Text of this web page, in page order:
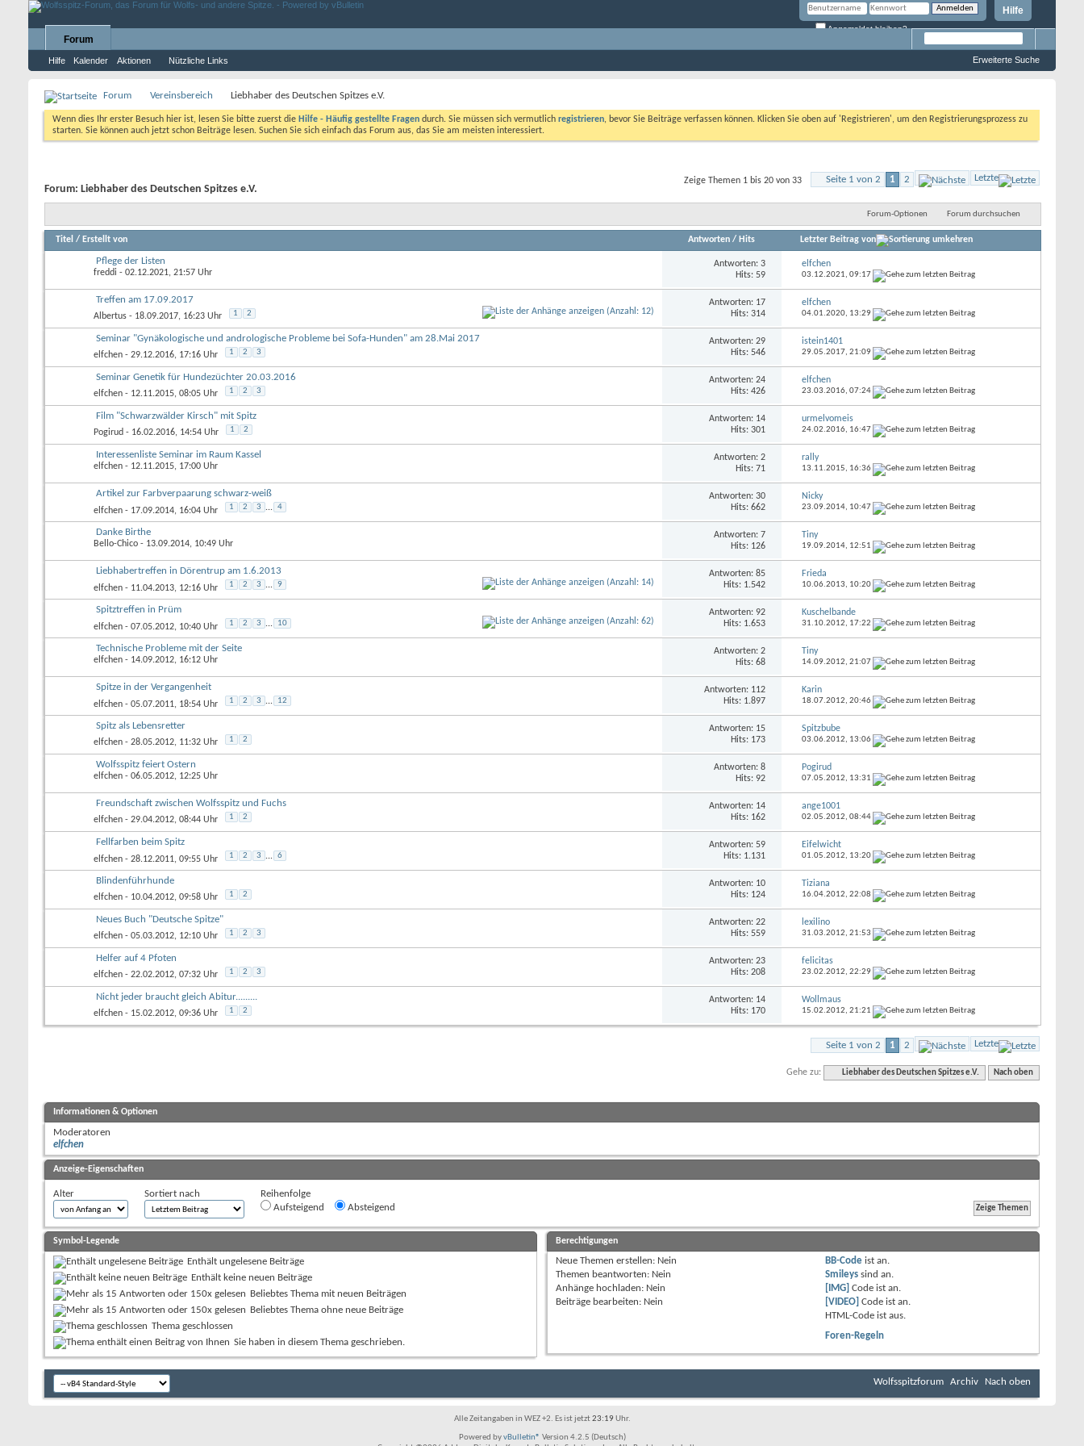
Hilfe
Angemeldet bleiben?
Forum
Hilfe Kalender Aktionen Nützliche Links Erweiterte Suche
Forum Vereinsbereich Liebhaber des Deutschen Spitzes e.V.
Wenn dies Ihr erster Besuch hier ist, lesen Sie bitte zuerst die Hilfe - Häufig gestellte Fragen durch. Sie müssen sich vermutlich registrieren, bevor Sie Beiträge verfassen können. Klicken Sie oben auf 'Registrieren', um den Registrierungsprozess zu
starten. Sie können auch jetzt schon Beiträge lesen. Suchen Sie sich einfach das Forum aus, das Sie am meisten interessiert.
Seite 1 von 2 1 2 Letzte
Zeige Themen 1 bis 20 von 33
Forum: Liebhaber des Deutschen Spitzes e.V.
Forum-Optionen Forum durchsuchen
Titel / Erstellt von Antworten/ Hits Letzter Beitrag von
Pflege der Listen
freddi - 02.12.2021, 21:57 Uhr
Antworten: 3
Hits: 59
elfchen
03.12.2021, 09:17
Treffen am 17.09.2017
Albertus - 18.09.2017, 16:23 Uhr 1 2
Antworten: 17
Hits: 314
elfchen
04.01.2020, 13:29
Seminar "Gynäkologische und andrologische Probleme bei Sofa-Hunden" am 28.Mai 2017
elfchen - 29.12.2016, 17:16 Uhr 1 2 3
Antworten: 29
Hits: 546
istein1401
29.05.2017, 21:09
Seminar Genetik für Hundezüchter 20.03.2016
elfchen - 12.11.2015, 08:05 Uhr 1 2 3
Antworten: 24
Hits: 426
elfchen
23.03.2016, 07:24
Film "Schwarzwälder Kirsch" mit Spitz
Pogirud - 16.02.2016, 14:54 Uhr 1 2
Antworten: 14
Hits: 301
urmelvomeis
24.02.2016, 16:47
Interessenliste Seminar im Raum Kassel
elfchen - 12.11.2015, 17:00 Uhr
Antworten: 2
Hits: 71
rally
13.11.2015, 16:36
Artikel zur Farbverpaarung schwarz-weiß
elfchen - 17.09.2014, 16:04 Uhr 1 2 3 ... 4
Antworten: 30
Hits: 662
Nicky
23.09.2014, 10:47
Danke Birthe
Bello-Chico - 13.09.2014, 10:49 Uhr
Antworten: 7
Hits: 126
Tiny
19.09.2014, 12:51
Liebhabertreffen in Dörentrup am 1.6.2013
elfchen - 11.04.2013, 12:16 Uhr 1 2 3 ... 9
Antworten: 85
Hits: 1.542
Frieda
10.06.2013, 10:20
Spitztreffen in Prüm
elfchen - 07.05.2012, 10:40 Uhr 1 2 3 ... 10
Antworten: 92
Hits: 1.653
Kuschelbande
31.10.2012, 17:22
Technische Probleme mit der Seite
elfchen - 14.09.2012, 16:12 Uhr
Antworten: 2
Hits: 68
Tiny
14.09.2012, 21:07
Spitze in der Vergangenheit
elfchen - 05.07.2011, 18:54 Uhr 1 2 3 ... 12
Antworten: 112
Hits: 1.897
Karin
18.07.2012, 20:46
Spitz als Lebensretter
elfchen - 28.05.2012, 11:32 Uhr 1 2
Antworten: 15
Hits: 173
Spitzbube
03.06.2012, 13:06
Wolfsspitz feiert Ostern
elfchen - 06.05.2012, 12:25 Uhr
Antworten: 8
Hits: 92
Pogirud
07.05.2012, 13:31
Freundschaft zwischen Wolfsspitz und Fuchs
elfchen - 29.04.2012, 08:44 Uhr 1 2
Antworten: 14
Hits: 162
ange1001
02.05.2012, 08:44
Fellfarben beim Spitz
elfchen - 28.12.2011, 09:55 Uhr 1 2 3 ... 6
Antworten: 59
Hits: 1.131
Eifelwicht
01.05.2012, 13:20
Blindenführhunde
elfchen - 10.04.2012, 09:58 Uhr 1 2
Antworten: 10
Hits: 124
Tiziana
16.04.2012, 22:08
Neues Buch "Deutsche Spitze"
elfchen - 05.03.2012, 12:10 Uhr 1 2 3
Antworten: 22
Hits: 559
lexilino
31.03.2012, 21:53
Helfer auf 4 Pfoten
elfchen - 22.02.2012, 07:32 Uhr 1 2 3
Antworten: 23
Hits: 208
felicitas
23.02.2012, 22:29
Nicht jeder braucht gleich Abitur.........
elfchen - 15.02.2012, 09:36 Uhr 1 2
Antworten: 14
Hits: 170
Wollmaus
15.02.2012, 21:21
Seite 1 von 2 1 2 Letzte
Gehe zu: Liebhaber des Deutschen Spitzes e.V. Nach oben
Informationen & Optionen
Moderatoren
elfchen
Anzeige-Eigenschaften
Alter Sortiert nach
Reihenfolge
Aufsteigend
Absteigend
Symbol-Legende
Enthält ungelesene Beiträge
Enthält keine neuen Beiträge
Beliebtes Thema mit neuen Beiträgen
Beliebtes Thema ohne neue Beiträge
Thema geschlossen
Sie haben in diesem Thema geschrieben.
Berechtigungen
Neue Themen erstellen: Nein
Themen beantworten: Nein
Anhänge hochladen: Nein
Beiträge bearbeiten: Nein
BB-Code istan.
Smileys sindan.
[IMG] Code istan.
[VIDEO] Code istan.
HTML-Code istaus.
Foren-Regeln
Wolfsspitzforum Archiv Nach oben
Alle Zeitangaben in WEZ +2. Es ist jetzt23:19Uhr.
Powered byvBulletin® Version 4.2.5 (Deutsch)